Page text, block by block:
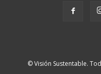
© Visión Sustentable.